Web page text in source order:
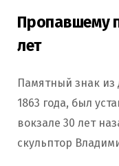
Пропавшему
лет
Памятный знак
1863 года, был
вокзале 30 лет
скульптор